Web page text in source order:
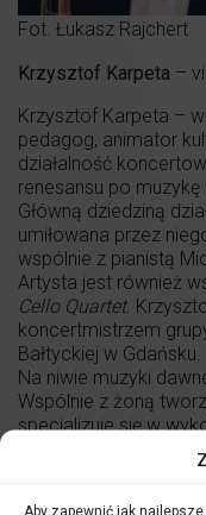
Aby zapewnić jak
Fot. Łukasz Rajchert
Krzysztof Karpeta –
Krzysztof Karpeta –
pedagog, animator
działalność
renesansu po
Główną dziedziną
umiłowana przez
wspólnie z pianistą
Artysta jest również
Cello Quartet.
koncertmistrzem
Bałtyckiej w Gdańsku.
Na niwie muzyki
Wspólnie z żoną
specjalizuje się w
Grając na
licznymi zespołami